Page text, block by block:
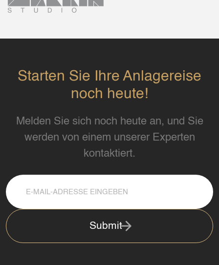
Starten Sie Ihre Anlagereise
noch heute!
Melden Sie sich noch heute an, und Sie
werden von einem unserer Experten
kontaktiert.
Submit